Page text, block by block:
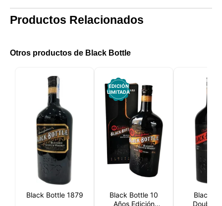
Productos Relacionados
Otros productos de Black Bottle
Black Bottle 1879
EDICIÓN
LIMITADA
Black Bottle 10
Años Edición
Black
Double